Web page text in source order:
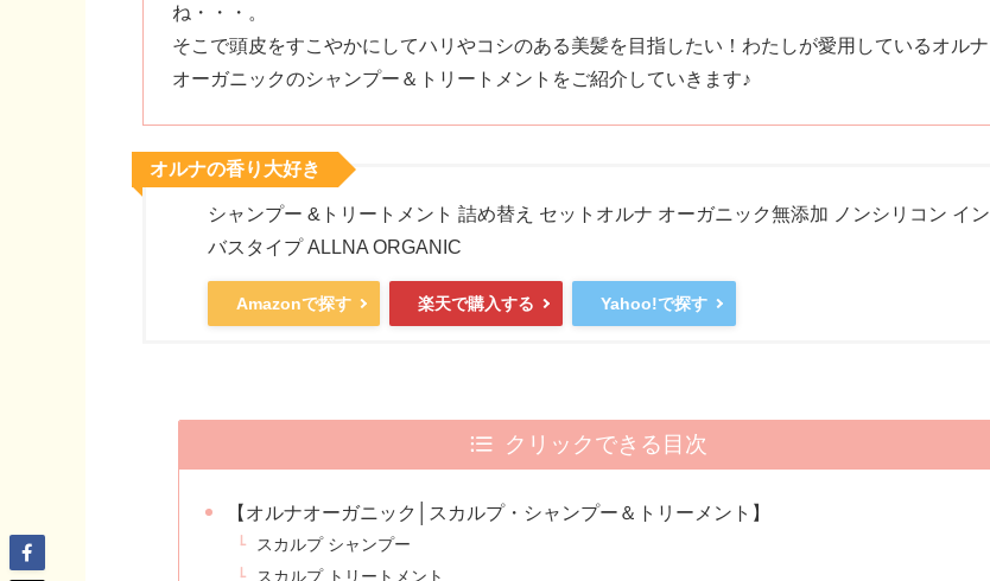
ね・・・。
そこで頭皮をすこやかにしてハリやコシのある美髪を目指したい！わたしが愛用しているオルナ
オーガニックのシャンプー＆トリートメントをご紹介していきます♪
シャンプー &トリートメント 詰め替え セットオルナ オーガニック無添加 ノンシリコン イン
バスタイプ ALLNA ORGANIC
Amazonで探す 楽天で購入する Yahoo!で探す
オルナの香り大好き
クリックできる目次
【オルナオーガニック│スカルプ・シャンプー＆トリーメント】
スカルプ シャンプー
スカルプ トリートメント